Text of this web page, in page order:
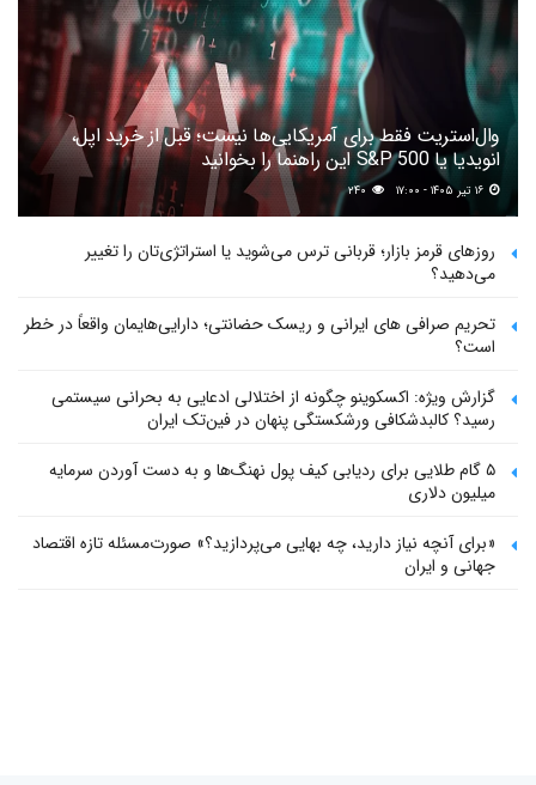
وال‌استریت فقط برای آمریکایی‌ها نیست؛ قبل از خرید اپل،
انویدیا یا S&P 500 این راهنما را بخوانید
۲۴۰
روزهای قرمز بازار؛ قربانی ترس می‌شوید یا استراتژی‌تان را تغییر
می‌دهید؟
تحریم صرافی های ایرانی و ریسک حضانتی؛ دارایی‌هایمان واقعاً در خطر
است؟
گزارش ویژه: اکسکوینو چگونه از اختلالی ادعایی به بحرانی سیستمی
رسید؟ کالبدشکافی ورشکستگی پنهان در فین‌تک ایران
۵ گام طلایی برای ردیابی کیف پول‌ نهنگ‌ها و به دست آوردن سرمایه
میلیون دلاری
«برای آنچه نیاز دارید، چه بهایی می‌پردازید؟» صورت‌مسئله تازه اقتصاد
جهانی و ایران